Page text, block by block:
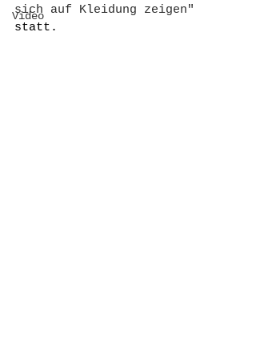
Video
sich auf Kleidung zeigen"
statt.